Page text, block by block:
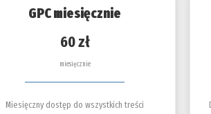
GPC miesięcznie
60 zł
miesięcznie
Miesięczny dostęp do wszystkich treści